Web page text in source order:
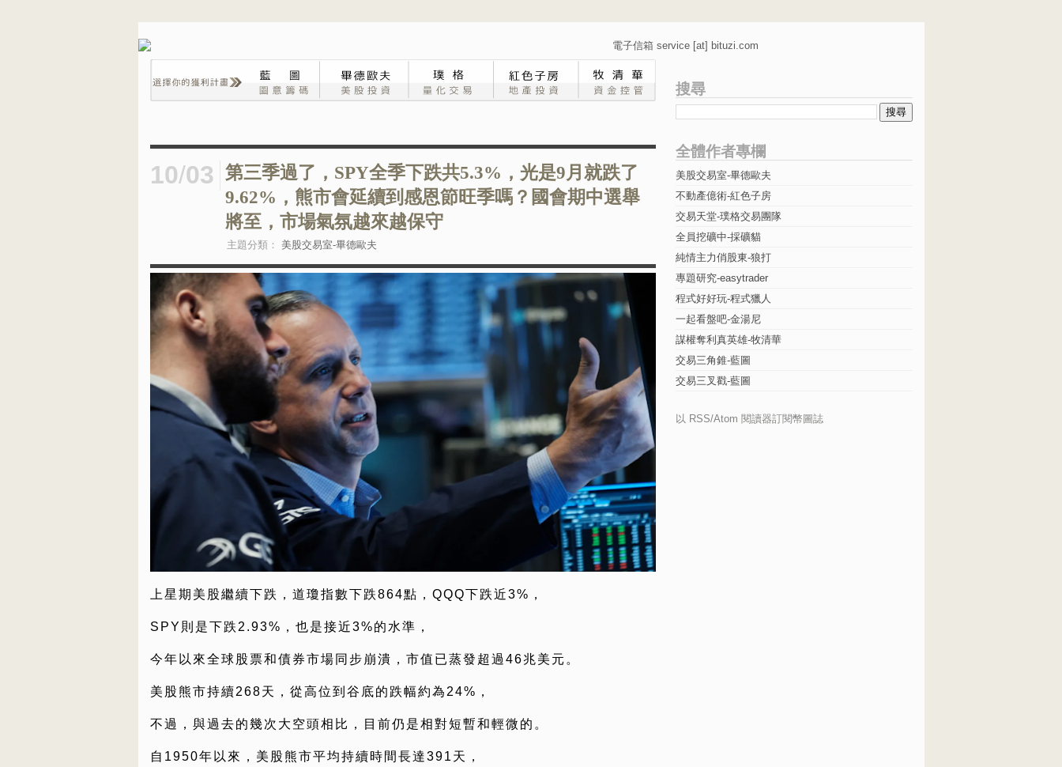
電子信箱 service [at] bituzi.com
10/03 第三季過了，SPY全季下跌共5.3%，光是9月就跌了
9.62%，熊市會延續到感恩節旺季嗎？國會期中選舉
將至，市場氣氛越來越保守
主題分類： 美股交易室-畢德歐夫
上星期美股繼續下跌，道瓊指數下跌864點，QQQ下跌近3%，
SPY則是下跌2.93%，也是接近3%的水準，
今年以來全球股票和債券市場同步崩潰，市值已蒸發超過46兆美元。
美股熊市持續268天，從高位到谷底的跌幅約為24%，
不過，與過去的幾次大空頭相比，目前仍是相對短暫和輕微的。
自1950年以來，美股熊市平均持續時間長達391天，
搜尋
全體作者專欄
美股交易室-畢德歐夫
不動產億術-紅色子房
交易天堂-璞格交易團隊
全員挖礦中-採礦貓
純情主力俏股東-狼打
專題研究-easytrader
程式好好玩-程式獵人
一起看盤吧-金湯尼
謀權奪利真英雄-牧清華
交易三角錐-藍圖
交易三叉戳-藍圖
以 RSS/Atom 閱讀器訂閱幣圖誌